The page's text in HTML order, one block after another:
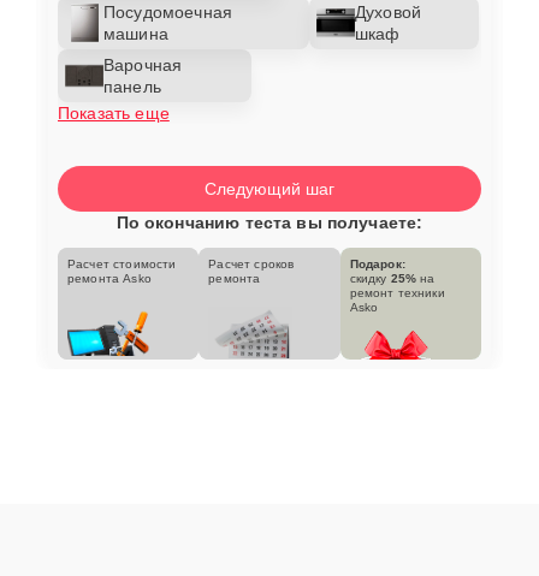
Посудомоечная
машина
Духовой
шкаф
Варочная
панель
Показать еще
Следующий шаг
По окончанию теста вы получаете:
Расчет стоимости
ремонта Asko
Расчет сроков
ремонта
Подарок:
скидку 25% на
ремонт техники
Asko